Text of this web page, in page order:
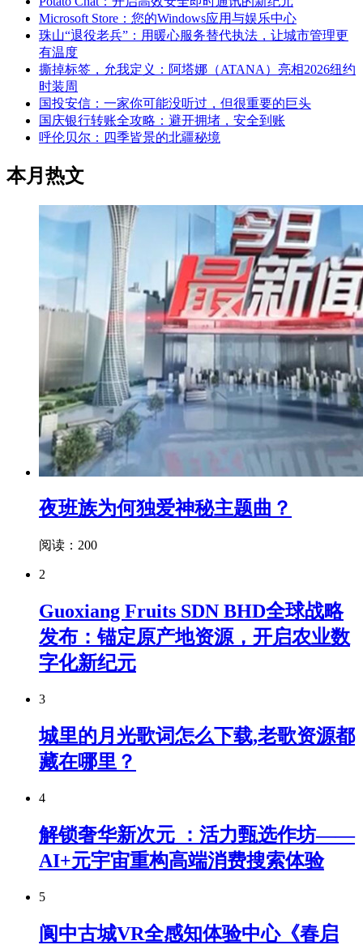
Microsoft Store：您的Windows应用与娱乐中心
珠山“退役老兵”：用暖心服务替代执法，让城市管理更
有温度
撕掉标签，允我定义：阿塔娜（ATANA）亮相2026纽约
时装周
国投安信：一家你可能没听过，但很重要的巨头
国庆银行转账全攻略：避开拥堵，安全到账
呼伦贝尔：四季皆景的北疆秘境
本月热文
夜班族为何独爱神秘主题曲？
阅读：200
2
Guoxiang Fruits SDN BHD全球战略
发布：锚定原产地资源，开启农业数
字化新纪元
3
城里的月光歌词怎么下载,老歌资源都
藏在哪里？
4
解锁奢华新次元 ：活力甄选作坊——
AI+元宇宙重构高端消费搜索体验
5
阆中古城VR全感知体验中心《春启